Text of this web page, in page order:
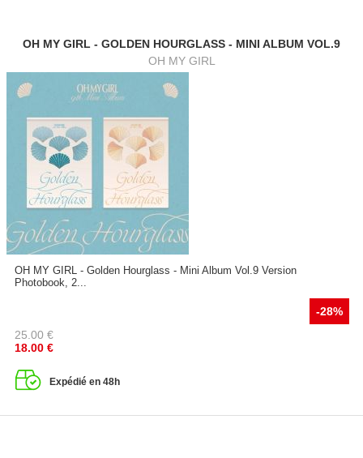
OH MY GIRL - GOLDEN HOURGLASS - MINI ALBUM VOL.9
OH MY GIRL
OH MY GIRL - Golden Hourglass - Mini Album Vol.9 Version
Photobook, 2...
-28%
25.00 €
18.00 €
Expédié en 48h